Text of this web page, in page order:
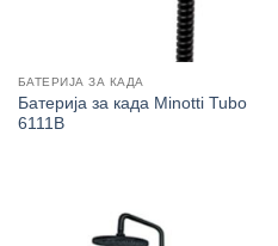
БАТЕРИЈА ЗА КАДА
Батерија за када Minotti Tubo
6111B